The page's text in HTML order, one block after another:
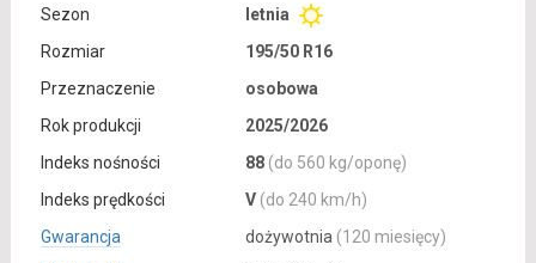
Sezon
letnia
Rozmiar
195/50 R16
Przeznaczenie
osobowa
Rok produkcji
2025/2026
Indeks nośności
88 (do 560 kg/oponę)
Indeks prędkości
V (do 240 km/h)
Gwarancja
dożywotnia (120 miesięcy)